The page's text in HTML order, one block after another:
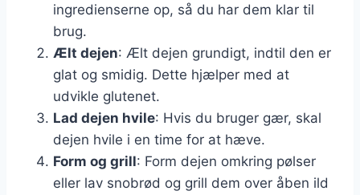
ingredienserne op, så du har dem klar til
brug.
Ælt dejen: Ælt dejen grundigt, indtil den er
glat og smidig. Dette hjælper med at
udvikle glutenet.
Lad dejen hvile: Hvis du bruger gær, skal
dejen hvile i en time for at hæve.
Form og grill: Form dejen omkring pølser
eller lav snobrød og grill dem over åben ild